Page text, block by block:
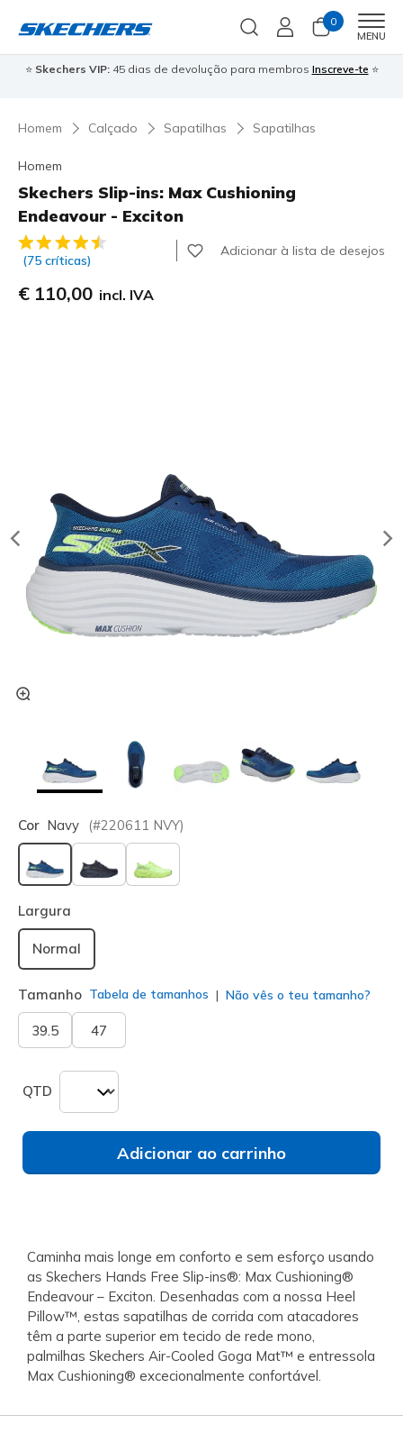
0
MENU
⭐ Skechers VIP:45 dias de devolução para membros Inscreve-te ⭐
Homem Calçado Sapatilhas Sapatilhas
Homem
Skechers Slip-ins: Max Cushioning
Endeavour - Exciton
3$1 de 5 – Classificação do cliente
(75 críticas)
Adicionar à lista de desejos
€ 110,00 incl. IVA
Cor Navy (#220611 NVY)
selecionado
Largura
Normal
Tamanho Tabela de tamanhos Não vês o teu tamanho?
39.5 47
QTD
Adicionar ao carrinho
Caminha mais longe em conforto e sem esforço usando
as Skechers Hands Free Slip-ins®: Max Cushioning®
Endeavour – Exciton. Desenhadas com a nossa Heel
Pillow™, estas sapatilhas de corrida com atacadores
têm a parte superior em tecido de rede mono,
palmilhas Skechers Air-Cooled Goga Mat™ e entressola
Max Cushioning® excecionalmente confortável.